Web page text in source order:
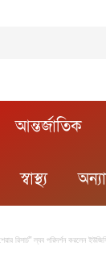
আন্তর্জাতিক
স্বাস্থ্য
রিসার্চ” ল্যব পরিদর্শন করলেন